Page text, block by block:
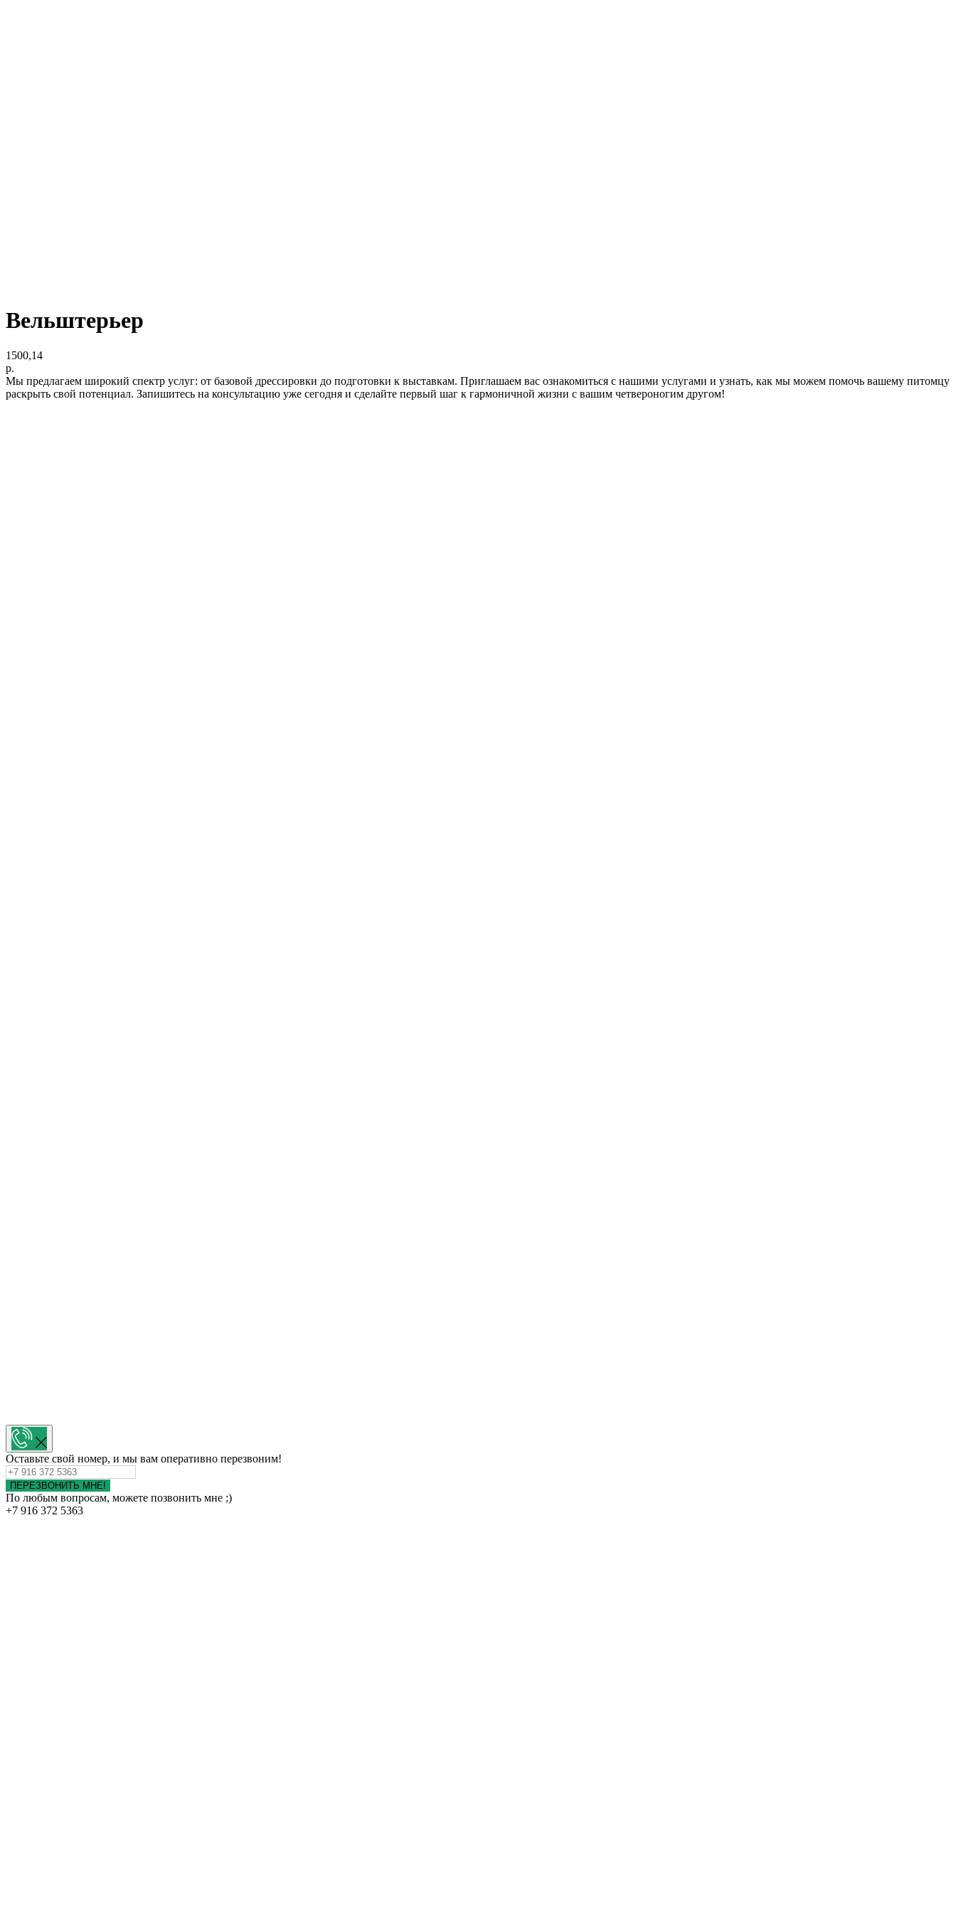
Вельштерьер
1500,14
р.
Мы предлагаем широкий спектр услуг: от базовой дрессировки до подготовки к выставкам. Приглашаем вас ознакомиться с нашими услугами и узнать, как мы можем помочь вашему питомцу
раскрыть свой потенциал. Запишитесь на консультацию уже сегодня и сделайте первый шаг к гармоничной жизни с вашим четвероногим другом!
Оставьте свой номер, и мы вам оперативно перезвоним!
ПЕРЕЗВОНИТЬ МНЕ!
По любым вопросам, можете позвонить мне ;)
+7 916 372 5363